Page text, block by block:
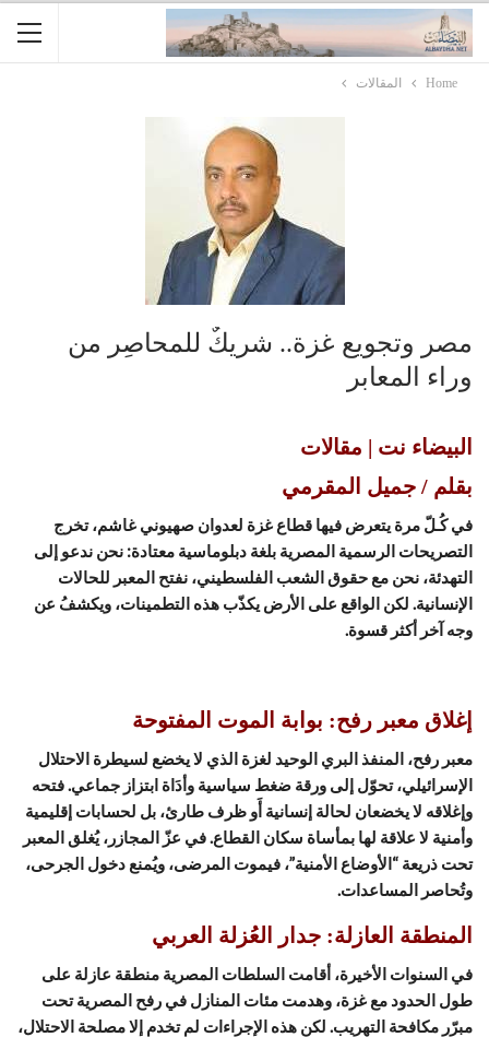
Home المقالات
مصر وتجويع غزة.. شريكٌ للمحاصِر من
وراء المعابر
البيضاء نت | مقالات
بقلم / جميل المقرمي
في كُـلّ مرة يتعرض فيها قطاع غزة لعدوان صهيوني غاشم، تخرج
التصريحات الرسمية المصرية بلغة دبلوماسية معتادة: نحن ندعو إلى
التهدئة، نحن مع حقوق الشعب الفلسطيني، نفتح المعبر للحالات
الإنسانية. لكن الواقع على الأرض يكذّب هذه التطمينات، ويكشفُ عن
وجه آخر أكثر قسوة.
إغلاق معبر رفح: بوابة الموت المفتوحة
معبر رفح، المنفذ البري الوحيد لغزة الذي لا يخضع لسيطرة الاحتلال
الإسرائيلي، تحوّل إلى ورقة ضغط سياسية وأدَاة ابتزاز جماعي. فتحه
وإغلاقه لا يخضعان لحالة إنسانية أَو ظرف طارئ، بل لحسابات إقليمية
وأمنية لا علاقة لها بمأساة سكان القطاع. في عزّ المجازر، يُغلق المعبر
تحت ذريعة “الأوضاع الأمنية”، فيموت المرضى، ويُمنع دخول الجرحى،
وتُحاصر المساعدات.
المنطقة العازلة: جدار العُزلة العربي
في السنوات الأخيرة، أقامت السلطات المصرية منطقة عازلة على
طول الحدود مع غزة، وهدمت مئات المنازل في رفح المصرية تحت
مبرّر مكافحة التهريب. لكن هذه الإجراءات لم تخدم إلا مصلحة الاحتلال،